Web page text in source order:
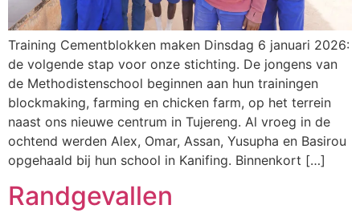
Training Cementblokken maken Dinsdag 6 januari 2026:
de volgende stap voor onze stichting. De jongens van
de Methodistenschool beginnen aan hun trainingen
blockmaking, farming en chicken farm, op het terrein
naast ons nieuwe centrum in Tujereng. Al vroeg in de
ochtend werden Alex, Omar, Assan, Yusupha en Basirou
opgehaald bij hun school in Kanifing. Binnenkort […]
Randgevallen